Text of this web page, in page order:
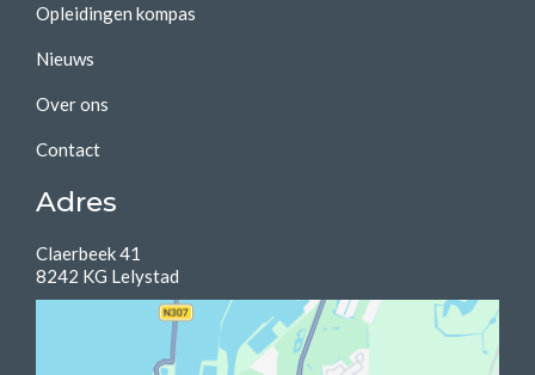
Opleidingen kompas
Nieuws
Over ons
Contact
Adres
Claerbeek 41
8242 KG Lelystad